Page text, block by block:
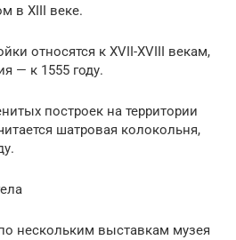
в XIII веке.
относятся к XVII-XVIII векам,
— к 1555 году.
построек на территории
шатровая колокольня,
нескольким выставкам музея